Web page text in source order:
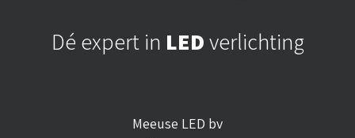
Dé expert in LEDverlichting
Meeuse LED bv